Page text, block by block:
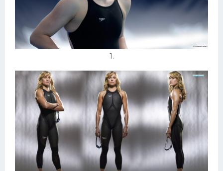
1.
Много картинок...
Футбол
Хоккей
Велогонки
Конькобежный спорт
Тренажеры
Интерьеры квартир